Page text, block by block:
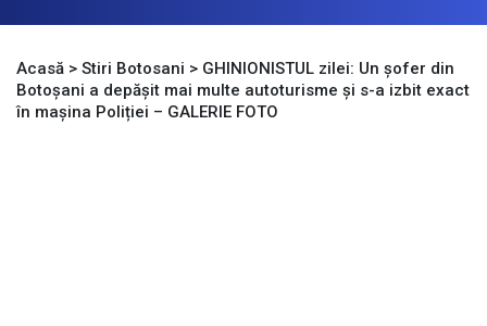
Acasă > Stiri Botosani > GHINIONISTUL zilei: Un șofer din
Botoșani a depășit mai multe autoturisme și s-a izbit exact
în mașina Poliției – GALERIE FOTO